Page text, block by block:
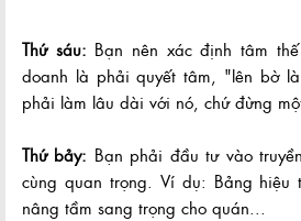
Thứ sáu: Bạn nên xác định tâm
doanh là phải quyết tâm, "lên bờ
phải làm lâu dài với nó, chứ đừng
Thứ bảy: Bạn phải đầu tư vào
cùng quan trọng. Ví dụ: Bảng hiệu
nâng tầm sang trọng cho quán...